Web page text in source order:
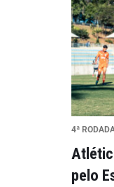
4ª
pelo